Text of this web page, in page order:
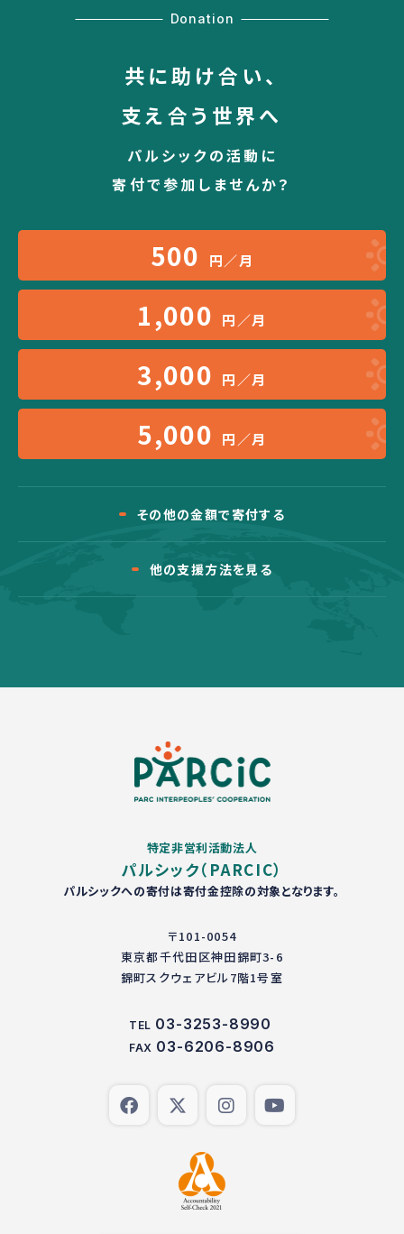
Donation
共に助け合い、
支え合う世界へ
パルシックの活動に
寄付で参加しませんか？
500 円／月
1,000 円／月
3,000 円／月
5,000 円／月
その他の金額で寄付する
他の支援方法を見る
特定非営利活動法人
パルシック（PARCIC）
パルシックへの寄付は寄付金控除の対象となります。
〒101-0054
東京都千代田区神田錦町3-6
錦町スクウェアビル7階1号室
TEL 03-3253-8990
FAX 03-6206-8906